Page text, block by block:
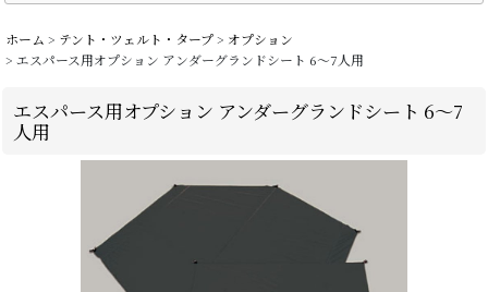
ホーム > テント・ツェルト・タープ> オプション
> エスパース用オプション アンダーグランドシート 6〜7人用
エスパース用オプション アンダーグランドシート 6〜7
人用